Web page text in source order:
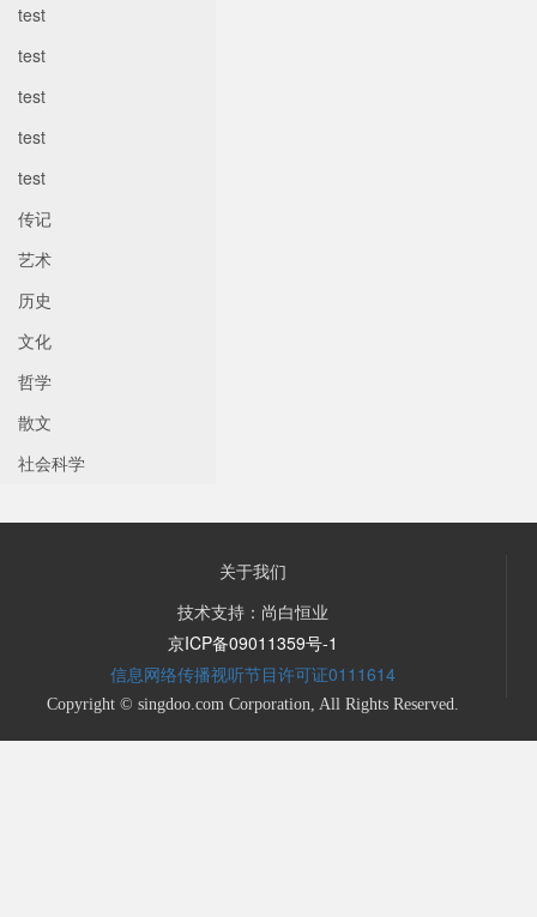
test
test
test
test
test
传记
艺术
历史
文化
哲学
散文
社会科学
关于我们
技术支持：尚白恒业
京ICP备09011359号-1
信息网络传播视听节目许可证0111614
Copyright © singdoo.com Corporation, All Rights Reserved.